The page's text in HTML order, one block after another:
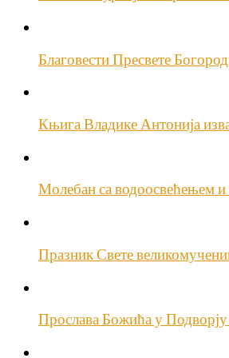
Благовести Пресвете
Књига Владике Антонија
Молебан са водоосвећењем
Празник Свете
Прослава Божића у